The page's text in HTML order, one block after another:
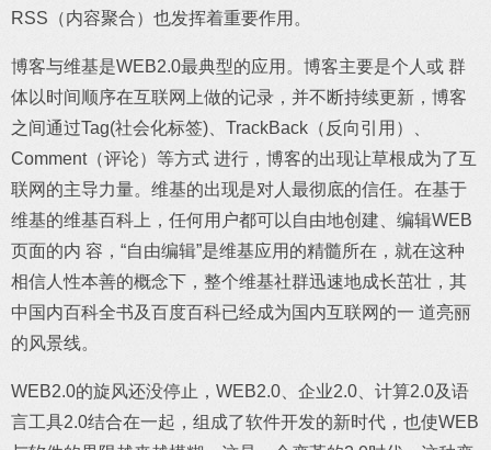
RSS（内容聚合）也发挥着重要作用。
博客与维基是WEB2.0最典型的应用。博客主要是个人或 群
体以时间顺序在互联网上做的记录，并不断持续更新，博客
之间通过Tag(社会化标签)、TrackBack（反向引用）、
Comment（评论）等方式 进行，博客的出现让草根成为了互
联网的主导力量。维基的出现是对人最彻底的信任。在基于
维基的维基百科上，任何用户都可以自由地创建、编辑WEB
页面的内 容，“自由编辑”是维基应用的精髓所在，就在这种
相信人性本善的概念下，整个维基社群迅速地成长茁壮，其
中国内百科全书及百度百科已经成为国内互联网的一 道亮丽
的风景线。
WEB2.0的旋风还没停止，WEB2.0、企业2.0、计算2.0及语
言工具2.0结合在一起，组成了软件开发的新时代，也使WEB